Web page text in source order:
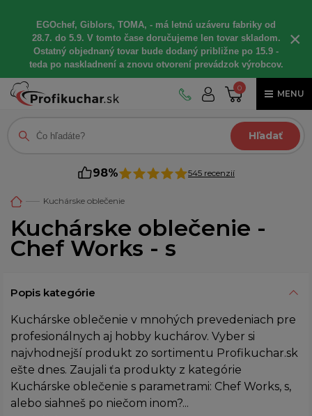
EGOchef, Giblors, TOMA, - má letnú uzáveru fabriky od
28.7. do 5.9. V tomto čase doručujeme len tovar skladom.
Ostatný objednaný tovar bude dodaný približne po 15.9 -
teda po naskladnení a znovu otvorení prevádzok výrobcov.
×
0
MENU
Hľadať
98% 545 recenzií
Kuchárske oblečenie
Kuchárske oblečenie -
Chef Works - s
Popis kategórie
Kuchárske oblečenie v mnohých prevedeniach pre
profesionálnych aj hobby kuchárov. Vyber si
najvhodnejší produkt zo sortimentu Profikuchar.sk
ešte dnes. Zaujali ťa produkty z kategórie
Kuchárske oblečenie s parametrami: Chef Works, s,
alebo siahneš po niečom inom?...